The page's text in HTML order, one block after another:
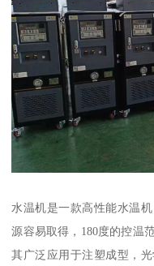
水温机是一款高性能水温
源容易取得，180度的控温
其广泛应用于注塑成型，